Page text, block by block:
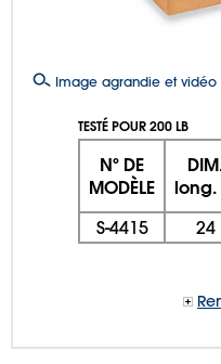
Image agrandie et vidéo
TESTÉ POUR 200 LB
Nº DE
MODÈLE
long.
S-4415 24